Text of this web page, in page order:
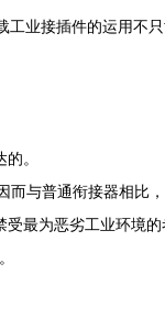
业接插件的运用不
。
与普通衔接器相比
最为恶劣工业环境